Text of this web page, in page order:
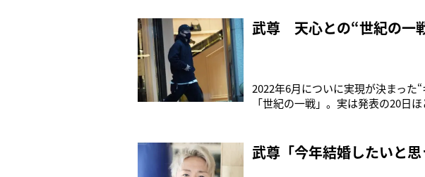
くれた。ーーまずは、2月に行わ
について、感じたこ
武尊 天心との“世紀の一
2022年6月についに実現が決まった
「世紀の一戦」。実は発表の20日
み、キャップは自身がデザインし
武尊「今年結婚したいと